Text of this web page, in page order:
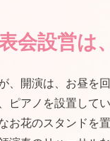
会設営は
、開演は、お昼を
ピアノを設置して
お花のスタンドを